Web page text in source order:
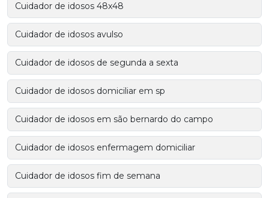
Cuidador de idosos 48x48
Cuidador de idosos avulso
Cuidador de idosos de segunda a sexta
Cuidador de idosos domiciliar em sp
Cuidador de idosos em são bernardo do campo
Cuidador de idosos enfermagem domiciliar
Cuidador de idosos fim de semana